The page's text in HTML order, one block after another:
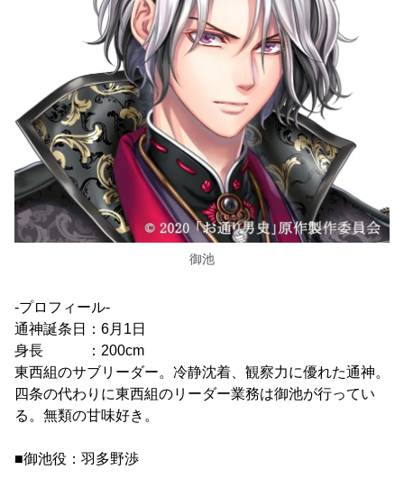
御池
-プロフィール-
通神誕条日：6月1日
身長 ：200cm
東西組のサブリーダー。冷静沈着、観察力に優れた通神。
四条の代わりに東西組のリーダー業務は御池が行ってい
る。無類の甘味好き。
■御池役：羽多野渉